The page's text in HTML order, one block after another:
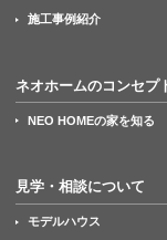
施工事例紹介
ネオホームのコンセプ
NEO HOMEの家を知る
見学・相談について
モデルハウス